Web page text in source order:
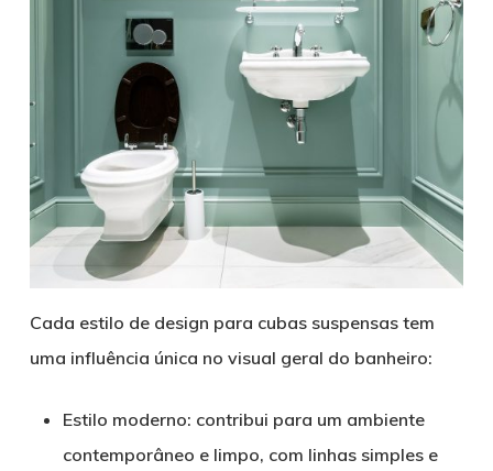
Cada estilo de design para cubas suspensas tem
uma influência única no visual geral do banheiro:
Estilo moderno: contribui para um ambiente
contemporâneo e limpo, com linhas simples e